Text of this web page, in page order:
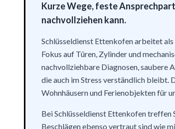
Kurze Wege, feste
nachvollziehen kann.
Schlüsseldienst Ettenkofen arbeitet
Fokus auf Türen, Zylinder und
nachvollziehbare Diagnosen, saubere
die auch im Stress verständlich bleibt.
Wohnhäusern und Ferienobjekten für
Bei Schlüsseldienst Ettenkofen treffen
Beschlägen ebenso vertraut sind wie